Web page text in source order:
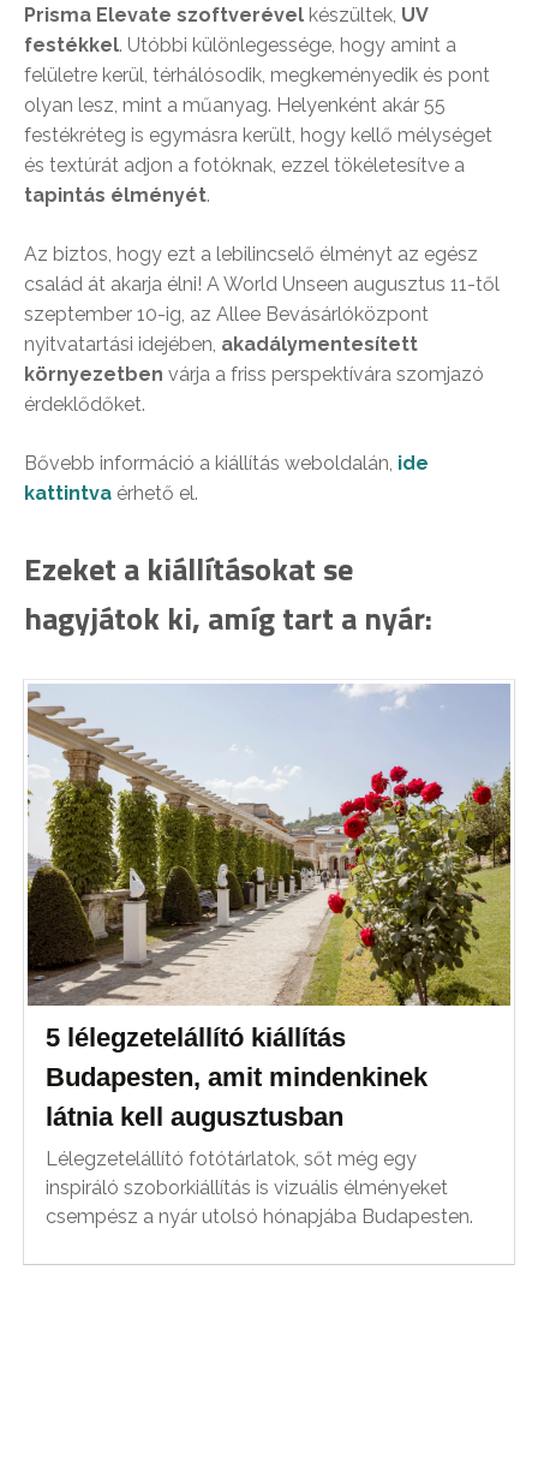
Prisma Elevate szoftverével készültek, UV
festékkel. Utóbbi különlegessége, hogy amint a
felületre kerül, térhálósodik, megkeményedik és pont
olyan lesz, mint a műanyag. Helyenként akár 55
festékréteg is egymásra került, hogy kellő mélységet
és textúrát adjon a fotóknak, ezzel tökéletesítve a
tapintás élményét.
Az biztos, hogy ezt a lebilincselő élményt az egész
család át akarja élni! A World Unseen augusztus 11-től
szeptember 10-ig, az Allee Bevásárlóközpont
nyitvatartási idejében, akadálymentesített
környezetben várja a friss perspektívára szomjazó
érdeklődőket.
Bővebb információ a kiállítás weboldalán, ide
kattintva érhető el.
Ezeket a kiállításokat se
hagyjátok ki, amíg tart a nyár:
5 lélegzetelállító kiállítás
Budapesten, amit mindenkinek
látnia kell augusztusban
Lélegzetelállító fotótárlatok, sőt még egy
inspiráló szoborkiállítás is vizuális élményeket
csempész a nyár utolsó hónapjába Budapesten.